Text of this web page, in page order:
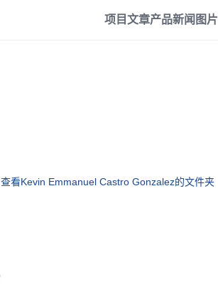
项目文章产品新闻 图片
查看Kevin Emmanuel Castro Gonzalez的文件夹